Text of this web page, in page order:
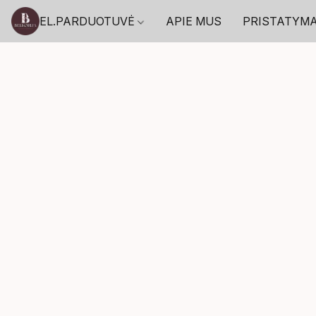
EL.PARDUOTUVĖ APIE MUS